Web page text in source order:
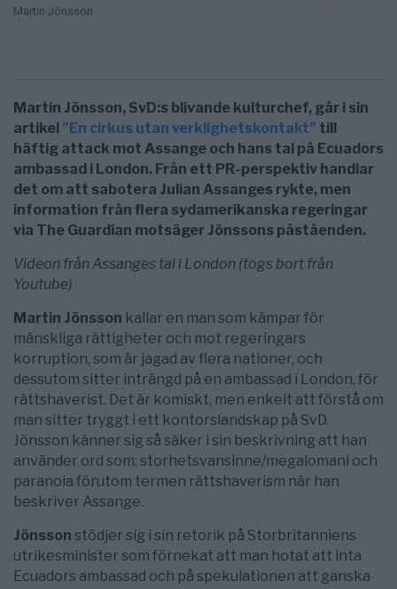
Martin Jönsson
Martin Jönsson, SvD:s blivande kulturchef, går i sin
artikel ”En cirkus utan verklighetskontakt” till
häftig attack mot Assange och hans tal på Ecuadors
ambassad i London. Från ett PR-perspektiv handlar
det om att sabotera Julian Assanges rykte, men
information från flera sydamerikanska regeringar
via The Guardian motsäger Jönssons påståenden.
Videon från Assanges tal i London (togs bort från
Youtube)
Martin Jönsson kallar en man som kämpar för
mänskliga rättigheter och mot regeringars
korruption, som är jagad av flera nationer, och
dessutom sitter inträngd på en ambassad i London, för
rättshaverist. Det är komiskt, men enkelt att förstå om
man sitter tryggt i ett kontorslandskap på SvD.
Jönsson känner sig så säker i sin beskrivning att han
använder ord som: storhetsvansinne/megalomani och
paranoia förutom termen rättshaverism när han
beskriver Assange.
Jönsson stödjer sig i sin retorik på Storbritanniens
utrikesminister som förnekat att man hotat att inta
Ecuadors ambassad och på spekulationen att ganska